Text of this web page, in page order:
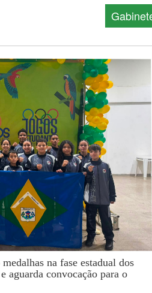
na fase estadual dos
aguarda convocação para o